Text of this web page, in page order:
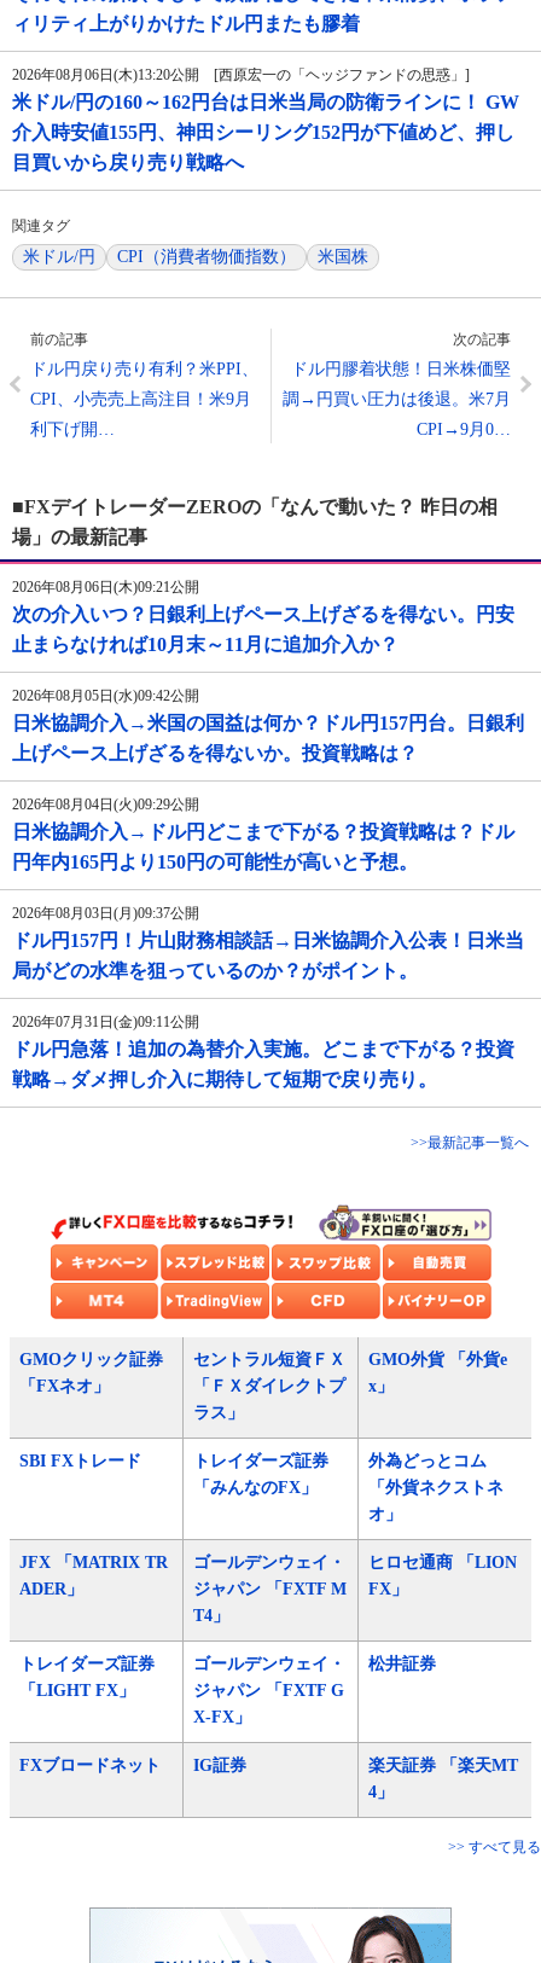
ィリティ上がりかけたドル円またも膠着
2026年08月06日(木)13:20公開 [西原宏一の「ヘッジファンドの思惑」]
米ドル/円の160～162円台は日米当局の防衛ラインに！ GW
介入時安値155円、神田シーリング152円が下値めど、押し
目買いから戻り売り戦略へ
関連タグ
米ドル/円 CPI（消費者物価指数） 米国株
前の記事
ドル円戻り売り有利？米PPI、
CPI、小売売上高注目！米9月
利下げ開…
次の記事
ドル円膠着状態！日米株価堅
調→円買い圧力は後退。米7月
CPI→9月0…
■FXデイトレーダーZEROの「なんで動いた？ 昨日の相
場」の最新記事
2026年08月06日(木)09:21公開
次の介入いつ？日銀利上げペース上げざるを得ない。円安
止まらなければ10月末～11月に追加介入か？
2026年08月05日(水)09:42公開
日米協調介入→米国の国益は何か？ドル円157円台。日銀利
上げペース上げざるを得ないか。投資戦略は？
2026年08月04日(火)09:29公開
日米協調介入→ドル円どこまで下がる？投資戦略は？ドル
円年内165円より150円の可能性が高いと予想。
2026年08月03日(月)09:37公開
ドル円157円！片山財務相談話→日米協調介入公表！日米当
局がどの水準を狙っているのか？がポイント。
2026年07月31日(金)09:11公開
ドル円急落！追加の為替介入実施。どこまで下がる？投資
戦略→ダメ押し介入に期待して短期で戻り売り。
>>最新記事一覧へ
GMOクリック証券
「FXネオ」
セントラル短資ＦＸ
「ＦＸダイレクトプ
ラス」
GMO外貨 「外貨e
x」
SBI FXトレード
トレイダーズ証券
「みんなのFX」
外為どっとコム
「外貨ネクストネ
オ」
JFX 「MATRIX TR
ADER」
ゴールデンウェイ・
ジャパン 「FXTF M
T4」
ヒロセ通商 「LION
FX」
トレイダーズ証券
「LIGHT FX」
ゴールデンウェイ・
ジャパン 「FXTF G
X-FX」
松井証券
FXブロードネット IG証券
楽天証券 「楽天MT
4」
>> すべて見る